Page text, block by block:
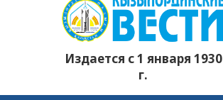
Издается с 1 января 1930
г.